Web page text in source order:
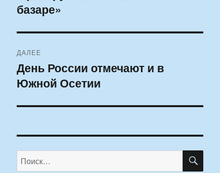
базаре»
ДАЛЕЕ
Следующая
запись:
День России отмечают и в
Южной Осетии
Искать: